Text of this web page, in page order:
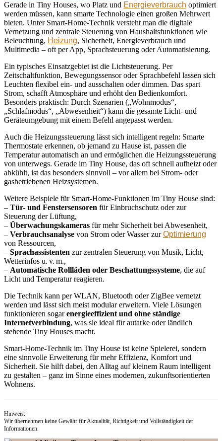
Gerade in Tiny Houses, wo Platz und Energieverbrauch optimiert
werden müssen, kann smarte Technologie einen großen Mehrwert
bieten. Unter Smart-Home-Technik versteht man die digitale
Vernetzung und zentrale Steuerung von Haushaltsfunktionen wie
Beleuchtung, Heizung, Sicherheit, Energieverbrauch und
Multimedia – oft per App, Sprachsteuerung oder Automatisierung.
Ein typisches Einsatzgebiet ist die Lichtsteuerung. Per
Zeitschaltfunktion, Bewegungssensor oder Sprachbefehl lassen sich
Leuchten flexibel ein- und ausschalten oder dimmen. Das spart
Strom, schafft Atmosphäre und erhöht den Bedienkomfort.
Besonders praktisch: Durch Szenarien („Wohnmodus“,
„Schlafmodus“, „Abwesenheit“) kann die gesamte Licht- und
Geräteumgebung mit einem Befehl angepasst werden.
Auch die Heizungssteuerung lässt sich intelligent regeln: Smarte
Thermostate erkennen, ob jemand zu Hause ist, passen die
Temperatur automatisch an und ermöglichen die Heizungssteuerung
von unterwegs. Gerade im Tiny House, das oft schnell aufheizt oder
abkühlt, ist das besonders sinnvoll – vor allem bei Strom- oder
gasbetriebenen Heizsystemen.
Weitere Beispiele für Smart-Home-Funktionen im Tiny House sind:
– Tür- und Fenstersensoren für Einbruchschutz oder zur
Steuerung der Lüftung,
– Überwachungskameras für mehr Sicherheit bei Abwesenheit,
– Verbrauchsanalyse von Strom oder Wasser zurOptimierung
von Ressourcen,
– Sprachassistenten zur zentralen Steuerung von Musik, Licht,
Wetterinfos u. v. m.,
– Automatische Rollläden oder Beschattungssysteme, die auf
Licht und Temperatur reagieren.
Die Technik kann per WLAN, Bluetooth oder ZigBee vernetzt
werden und lässt sich meist modular erweitern. Viele Lösungen
funktionieren sogarenergieeffizient und ohne ständige
Internetverbindung, was sie ideal für autarke oder ländlich
stehende Tiny Houses macht.
Smart-Home-Technik im Tiny House ist keine Spielerei, sondern
eine sinnvolle Erweiterung für mehr Effizienz, Komfort und
Sicherheit. Sie hilft dabei, den Alltag auf kleinem Raum intelligent
zu gestalten – ganz im Sinne eines modernen, zukunftsorientierten
Wohnens.
Hinweis:
Wir übernehmen keine Gewähr für Aktualität, Richtigkeit und Vollständigkeit der
Informationen.